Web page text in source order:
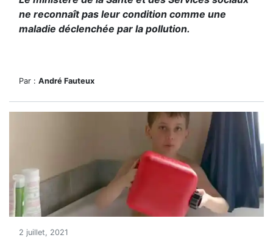
ne reconnaît pas leur condition comme une
maladie déclenchée par la pollution.
Par : André Fauteux
2 juillet, 2021